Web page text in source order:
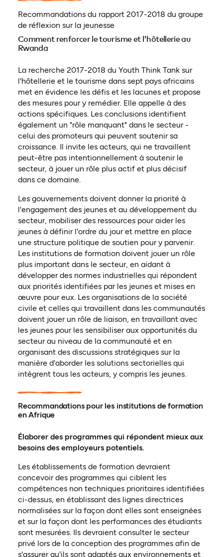
Recommandations du rapport 2017-2018 du groupe
de réflexion sur la jeunesse
Comment renforcer le tourisme et l'hôtellerie au
Rwanda
La recherche 2017-2018 du Youth Think Tank sur
l'hôtellerie et le tourisme dans sept pays africains
met en évidence les défis et les lacunes et propose
des mesures pour y remédier. Elle appelle à des
actions spécifiques. Les conclusions identifient
également un "rôle manquant" dans le secteur -
celui des promoteurs qui peuvent soutenir sa
croissance. Il invite les acteurs, qui ne travaillent
peut-être pas intentionnellement à soutenir le
secteur, à jouer un rôle plus actif et plus décisif
dans ce domaine.
Les gouvernements doivent donner la priorité à
l'engagement des jeunes et au développement du
secteur, mobiliser des ressources pour aider les
jeunes à définir l'ordre du jour et mettre en place
une structure politique de soutien pour y parvenir.
Les institutions de formation doivent jouer un rôle
plus important dans le secteur, en aidant à
développer des normes industrielles qui répondent
aux priorités identifiées par les jeunes et mises en
œuvre pour eux. Les organisations de la société
civile et celles qui travaillent dans les communautés
doivent jouer un rôle de liaison, en travaillant avec
les jeunes pour les sensibiliser aux opportunités du
secteur au niveau de la communauté et en
organisant des discussions stratégiques sur la
manière d'aborder les solutions sectorielles qui
intègrent tous les acteurs, y compris les jeunes.
Recommandations pour les institutions de formation
en Afrique
Élaborer des programmes qui répondent mieux aux
besoins des employeurs potentiels.
Les établissements de formation devraient
concevoir des programmes qui ciblent les
compétences non techniques prioritaires identifiées
ci-dessus, en établissant des lignes directrices
normalisées sur la façon dont elles sont enseignées
et sur la façon dont les performances des étudiants
sont mesurées. Ils devraient consulter le secteur
privé lors de la conception des programmes afin de
s'assurer qu'ils sont adaptés aux environnements et